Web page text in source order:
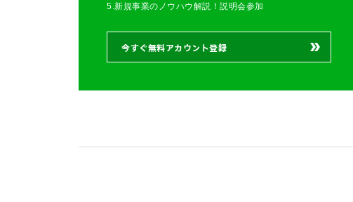
5.新規事業のノウハウ解説！説明会参加
今すぐ無料アカウント登録